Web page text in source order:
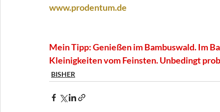
www.prodentum.de
Mein Tipp: Genießen im Bambuswald. Im
Kleinigkeiten vom Feinsten. Unbedingt
BISHER